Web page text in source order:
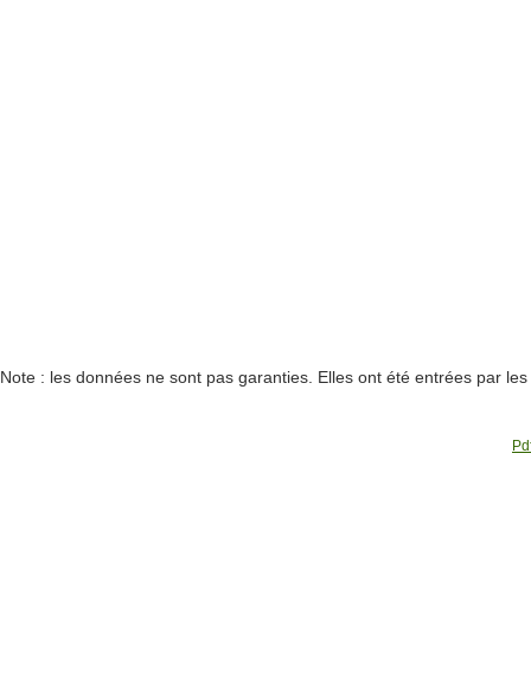
Note : les données ne sont pas garanties. Elles ont été entrées par